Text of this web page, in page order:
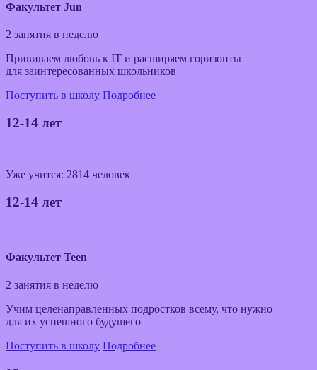
Факультет Jun
2 занятия в неделю
Прививаем любовь к IT и расширяем горизонты
для заинтересованных школьников
Поступить в школу Подробнее
12-14 лет
Уже учится: 2814 человек
12-14 лет
Факультет Teen
2 занятия в неделю
Учим целенаправленных подростков всему, что нужно
для их успешного будущего
Поступить в школу Подробнее